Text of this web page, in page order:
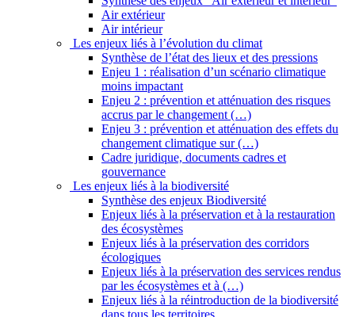
Air extérieur
Air intérieur
Les enjeux liés à l’évolution du climat
Synthèse de l’état des lieux et des pressions
Enjeu 1 : réalisation d’un scénario climatique
moins impactant
Enjeu 2 : prévention et atténuation des risques
accrus par le changement (…)
Enjeu 3 : prévention et atténuation des effets du
changement climatique sur (…)
Cadre juridique, documents cadres et
gouvernance
Les enjeux liés à la biodiversité
Synthèse des enjeux Biodiversité
Enjeux liés à la préservation et à la restauration
des écosystèmes
Enjeux liés à la préservation des corridors
écologiques
Enjeux liés à la préservation des services rendus
par les écosystèmes et à (…)
Enjeux liés à la réintroduction de la biodiversité
dans tous les territoires